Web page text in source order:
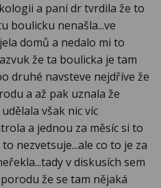
a paní dr tvrdila že to
boulicku nenašla...ve
domů a nedalo mi to
že ta boulicka je tam
druhé navsteve nejdříve že
a až pak uznala že
však nic víc
a jednou za měsíc si to
nezvetsuje...ale co to je za
v diskusích sem
že se tam nějaká